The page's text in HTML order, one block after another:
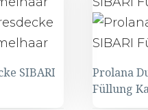
SIBARI
Prolana
Füllung